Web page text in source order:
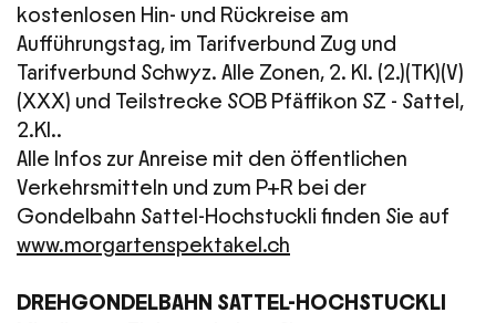
kostenlosen Hin- und Rückreise am
Aufführungstag, im Tarifverbund Zug und
Tarifverbund Schwyz. Alle Zonen, 2. Kl. (2.)(TK)(V)
(XXX) und Teilstrecke SOB Pfäffikon SZ - Sattel,
2.Kl..
Alle Infos zur Anreise mit den öffentlichen
Verkehrsmitteln und zum P+R bei der
Gondelbahn Sattel-Hochstuckli finden Sie auf
www.morgartenspektakel.ch
DREHGONDELBAHN SATTEL-HOCHSTUCKLI